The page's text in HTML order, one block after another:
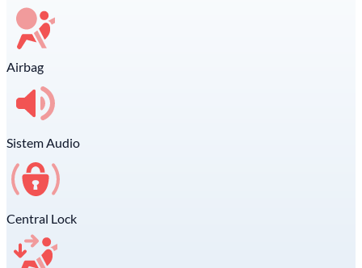
Airbag
Sistem Audio
Central Lock